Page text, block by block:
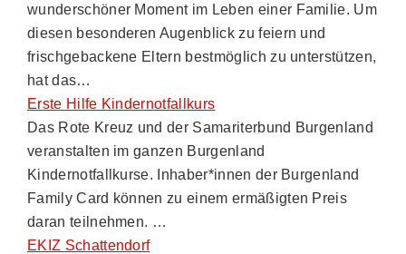
wunderschöner Moment im Leben einer Familie. Um
diesen besonderen Augenblick zu feiern und
frischgebackene Eltern bestmöglich zu unterstützen,
hat das…
Erste Hilfe Kindernotfallkurs
Das Rote Kreuz und der Samariterbund Burgenland
veranstalten im ganzen Burgenland
Kindernotfallkurse. Inhaber*innen der Burgenland
Family Card können zu einem ermäßigten Preis
daran teilnehmen. …
EKIZ Schattendorf